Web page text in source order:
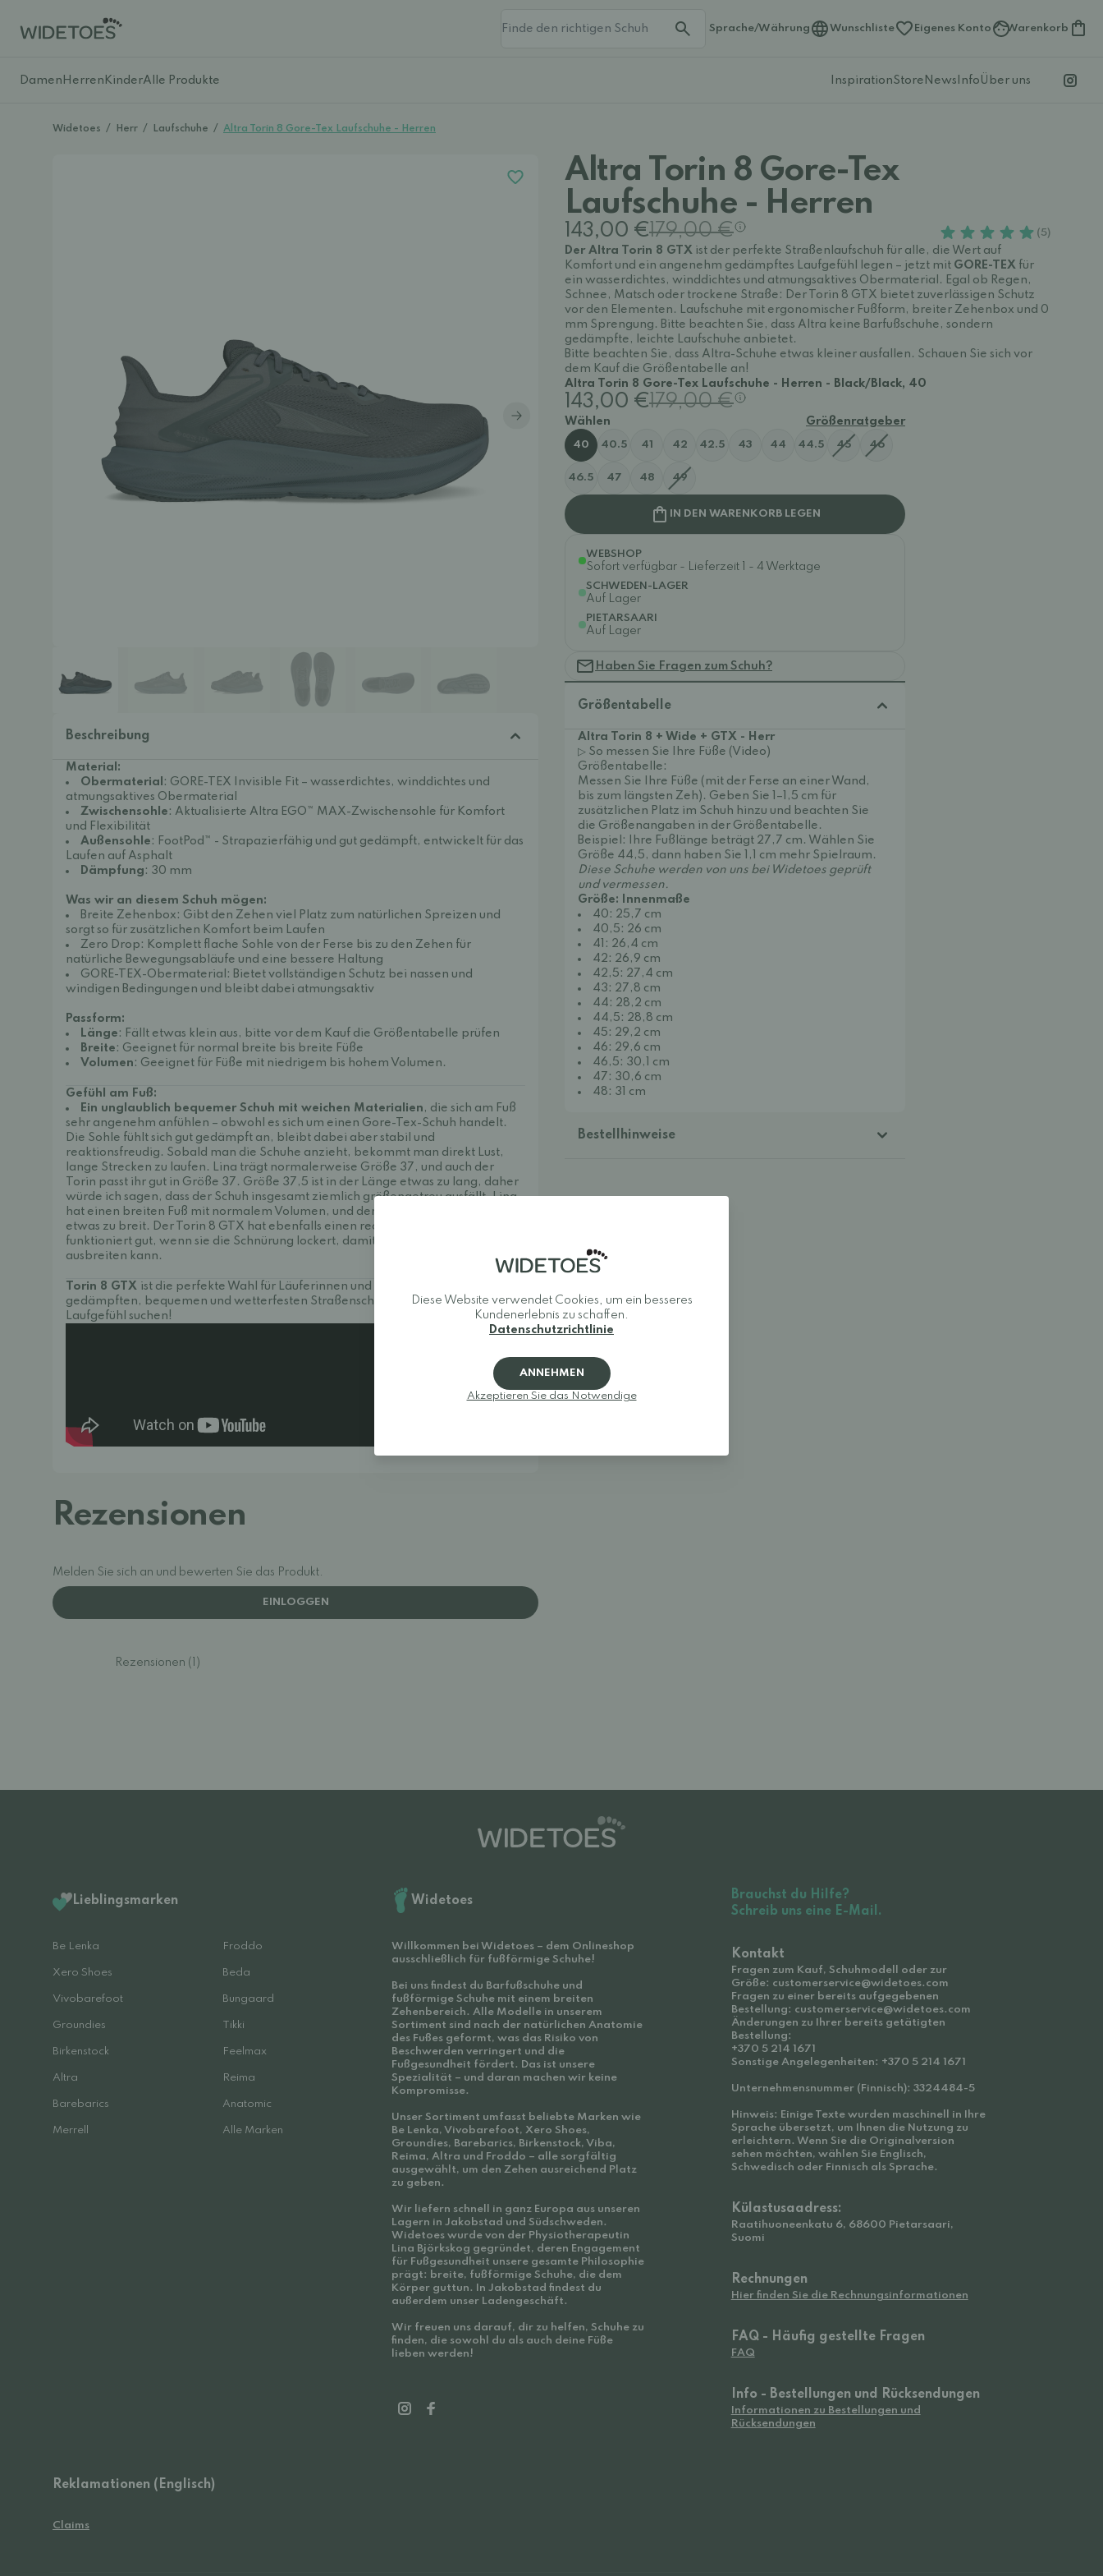
Sprache/Währung Wunschliste Eigenes Konto Warenkorb
Damen Herren KinderAlle Produkte InspirationStore News Info Über uns
Widetoes / Herr / Laufschuhe / Altra Torin 8 Gore-Tex Laufschuhe - Herren
Beschreibung
Material:
Obermaterial : GORE-TEX Invisible Fit – wasserdichtes, winddichtes und
atmungsaktives Obermaterial
Zwischensohle : Aktualisierte Altra EGO™ MAX-Zwischensohle für Komfort
und Flexibilität
Außensohle : FootPod™ - Strapazierfähig und gut gedämpft, entwickelt für das
Laufen auf Asphalt
Dämpfung : 30 mm
Was wir an diesem Schuh mögen:
Breite Zehenbox: Gibt den Zehen viel Platz zum natürlichen Spreizen und
sorgt so für zusätzlichen Komfort beim Laufen
Zero Drop: Komplett flache Sohle von der Ferse bis zu den Zehen für
natürliche Bewegungsabläufe und eine bessere Haltung
GORE-TEX-Obermaterial: Bietet vollständigen Schutz bei nassen und
windigen Bedingungen und bleibt dabei atmungsaktiv
Passform:
Länge : Fällt etwas klein aus, bitte vor dem Kauf die Größentabelle prüfen
Breite : Geeignet für normal breite bis breite Füße
Volumen : Geeignet für Füße mit niedrigem bis hohem Volumen.
Gefühl am Fuß:
Ein unglaublich bequemer Schuh mit weichen Materialien , die sich am Fuß
sehr angenehm anfühlen – obwohl es sich um einen Gore-Tex-Schuh handelt.
Die Sohle fühlt sich gut gedämpft an, bleibt dabei aber stabil und
reaktionsfreudig. Sobald man die Schuhe anzieht, bekommt man direkt Lust,
lange Strecken zu laufen. Lina trägt normalerweise Größe 37, und auch der
Torin passt ihr gut in Größe 37. Größe 37,5 ist in der Länge etwas zu lang, daher
würde ich sagen, dass der Schuh insgesamt ziemlich größengetreu ausfällt. Lina
hat einen breiten Fuß mit normalem Volumen, und der Torin Wide ist für sie
etwas zu breit. Der Torin 8 GTX hat ebenfalls einen recht breiten Leisten und
funktioniert gut, wenn sie die Schnürung lockert, damit sich der Fuß richtig
ausbreiten kann.
Torin 8 GTX ist die perfekte Wahl für Läuferinnen und Läufer, die einen gut
gedämpften, bequemen und wetterfesten Straßenschuh mit natürlichem
Laufgefühl suchen!
Rezensionen
Melden Sie sich an und bewerten Sie das Produkt.
EINLOGGEN
Rezensionen (1)
Altra Torin 8 Gore-Tex
Laufschuhe - Herren
143,00 €179,00 € (5)
Der Altra Torin 8 GTX ist der perfekte Straßenlaufschuh für alle, die Wert auf
Komfort und ein angenehm gedämpftes Laufgefühl legen – jetzt mit GORE-TEX für
ein wasserdichtes, winddichtes und atmungsaktives Obermaterial. Egal ob Regen,
Schnee, Matsch oder trockene Straße: Der Torin 8 GTX bietet zuverlässigen Schutz
vor den Elementen. Laufschuhe mit ergonomischer Fußform, breiter Zehenbox und 0
mm Sprengung. Bitte beachten Sie, dass Altra keine Barfußschuhe, sondern
gedämpfte, leichte Laufschuhe anbietet.
Bitte beachten Sie, dass Altra-Schuhe etwas kleiner ausfallen. Schauen Sie sich vor
dem Kauf die Größentabelle an!
Altra Torin 8 Gore-Tex Laufschuhe - Herren - Black/Black, 40
143,00 €179,00 €
Wählen Größenratgeber
40 40.5 41 42 42.5 43 44 44.5 45 46
46.5 47 48 49
IN DEN WARENKORB LEGEN
WEBSHOP
Sofort verfügbar - Lieferzeit 1 - 4 Werktage
SCHWEDEN-LAGER
Auf Lager
PIETARSAARI
Auf Lager
Haben Sie Fragen zum Schuh?
Größentabelle
Altra Torin 8 + Wide + GTX - Herr
▷ So messen Sie Ihre Füße (Video)
Größentabelle:
Messen Sie Ihre Füße (mit der Ferse an einer Wand,
bis zum längsten Zeh). Geben Sie 1–1,5 cm für
zusätzlichen Platz im Schuh hinzu und beachten Sie
die Größenangaben in der Größentabelle.
Beispiel: Ihre Fußlänge beträgt 27,7 cm. Wählen Sie
Größe 44,5, dann haben Sie 1,1 cm mehr Spielraum.
Diese Schuhe werden von uns bei Widetoes geprüft
und vermessen.
Größe: Innenmaße
40: 25,7 cm
40,5: 26 cm
41: 26,4 cm
42: 26,9 cm
42,5: 27,4 cm
43: 27,8 cm
44: 28,2 cm
44,5: 28,8 cm
45: 29,2 cm
46: 29,6 cm
46,5: 30,1 cm
47: 30,6 cm
48: 31 cm
Bestellhinweise
Lieblingsmarken
Be Lenka Froddo
Xero Shoes Beda
Vivobarefoot Bungaard
Groundies Tikki
Birkenstock Feelmax
Altra Reima
Barebarics Anatomic
Merrell Alle Marken
Widetoes
Willkommen bei Widetoes – dem Onlineshop
ausschließlich für fußförmige Schuhe!
Bei uns findest du Barfußschuhe und
fußförmige Schuhe mit einem breiten
Zehenbereich. Alle Modelle in unserem
Sortiment sind nach der natürlichen Anatomie
des Fußes geformt, was das Risiko von
Beschwerden verringert und die
Fußgesundheit fördert. Das ist unsere
Spezialität – und daran machen wir keine
Kompromisse.
Unser Sortiment umfasst beliebte Marken wie
Be Lenka, Vivobarefoot, Xero Shoes,
Groundies, Barebarics, Birkenstock, Viba,
Reima, Altra und Froddo – alle sorgfältig
ausgewählt, um den Zehen ausreichend Platz
zu geben.
Wir liefern schnell in ganz Europa aus unseren
Lagern in Jakobstad und Südschweden.
Widetoes wurde von der Physiotherapeutin
Lina Björkskog gegründet, deren Engagement
für Fußgesundheit unsere gesamte Philosophie
prägt: breite, fußförmige Schuhe, die dem
Körper guttun. In Jakobstad findest du
außerdem unser Ladengeschäft.
Wir freuen uns darauf, dir zu helfen, Schuhe zu
finden, die sowohl du als auch deine Füße
lieben werden!
Brauchst du Hilfe?
Schreib uns eine E-Mail.
Kontakt
Fragen zum Kauf, Schuhmodell oder zur
Größe: customerservice@widetoes.com
Fragen zu einer bereits aufgegebenen
Bestellung: customerservice@widetoes.com
Änderungen zu Ihrer bereits getätigten
Bestellung:
+370 5 214 1671
Sonstige Angelegenheiten: +370 5 214 1671
Unternehmensnummer (Finnisch): 3324484-5
Hinweis: Einige Texte wurden maschinell in Ihre
Sprache übersetzt, um Ihnen die Nutzung zu
erleichtern. Wenn Sie die Originalversion
sehen möchten, wählen Sie Englisch,
Schwedisch oder Finnisch als Sprache.
Külastusaadress:
Raatihuoneenkatu 6, 68600 Pietarsaari,
Suomi
Rechnungen
Hier finden Sie die Rechnungsinformationen
FAQ - Häufig gestellte Fragen
FAQ
Info - Bestellungen und Rücksendungen
Informationen zu Bestellungen und
Rücksendungen
Reklamationen (Englisch)
Claims
Diese Website verwendet Cookies, um ein besseres
Kundenerlebnis zu schaffen.
Datenschutzrichtlinie
ANNEHMEN
Akzeptieren Sie das Notwendige